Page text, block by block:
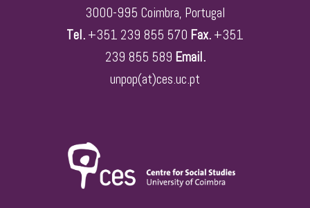
3000-995 Coimbra, Portugal
Tel. +351 239 855 570 Fax. +351
239 855 589 Email.
unpop(at)ces.uc.pt